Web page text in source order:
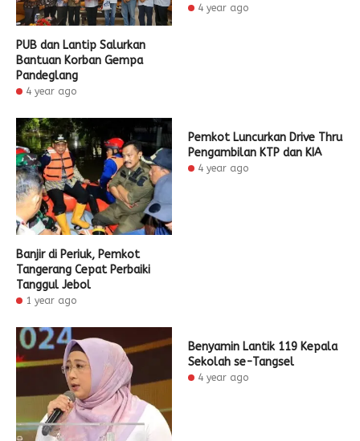
PUB dan Lantip Salurkan
Bantuan Korban Gempa
Pandeglang
4 year ago
4 year ago
Banjir di Periuk, Pemkot
Tangerang Cepat Perbaiki
Tanggul Jebol
1 year ago
Pemkot Luncurkan Drive Thru
Pengambilan KTP dan KIA
4 year ago
Benyamin Lantik 119 Kepala
Sekolah se-Tangsel
4 year ago